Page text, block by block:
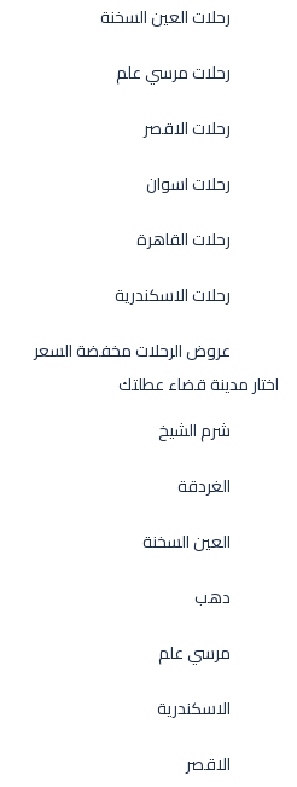
رحلات العين السخنة
رحلات مرسي علم
رحلات الاقصر
رحلات اسوان
رحلات القاهرة
رحلات الاسكندرية
عروض الرحلات مخفضة السعر
اختار مدينة قضاء عطلتك
شرم الشيخ
الغردقة
العين السخنة
دهب
مرسي علم
الاسكندرية
الاقصر